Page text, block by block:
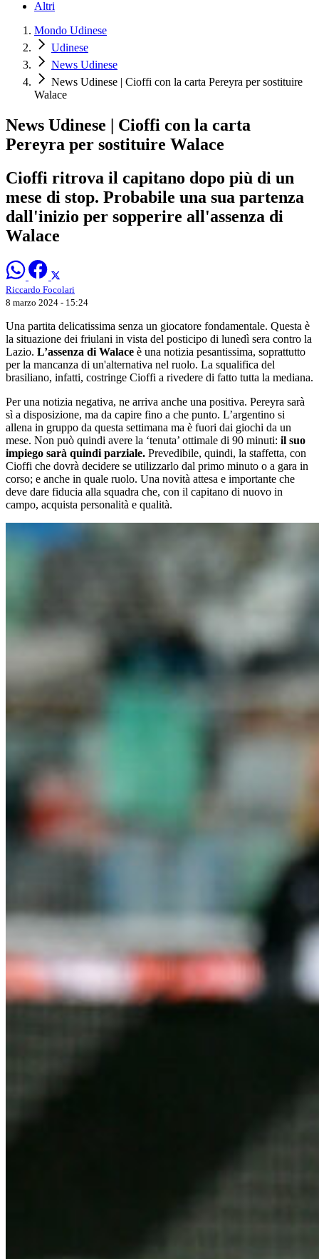
Altri
Mondo Udinese
Udinese
News Udinese
News Udinese | Cioffi con la carta Pereyra per sostituire
Walace
News Udinese | Cioffi con la carta
Pereyra per sostituire Walace
Cioffi ritrova il capitano dopo più di un
mese di stop. Probabile una sua partenza
dall'inizio per sopperire all'assenza di
Walace
Riccardo Focolari
8 marzo 2024 - 15:24
Una partita delicatissima senza un giocatore fondamentale. Questa è
la situazione dei friulani in vista del posticipo di lunedì sera contro la
Lazio. L’assenza di Walace è una notizia pesantissima, soprattutto
per la mancanza di un'alternativa nel ruolo. La squalifica del
brasiliano, infatti, costringe Cioffi a rivedere di fatto tutta la mediana.
Per una notizia negativa, ne arriva anche una positiva. Pereyra sarà
sì a disposizione, ma da capire fino a che punto. L’argentino si
allena in gruppo da questa settimana ma è fuori dai giochi da un
mese. Non può quindi avere la ‘tenuta’ ottimale di 90 minuti: il suo
impiego sarà quindi parziale. Prevedibile, quindi, la staffetta, con
Cioffi che dovrà decidere se utilizzarlo dal primo minuto o a gara in
corso; e anche in quale ruolo. Una novità attesa e importante che
deve dare fiducia alla squadra che, con il capitano di nuovo in
campo, acquista personalità e qualità.